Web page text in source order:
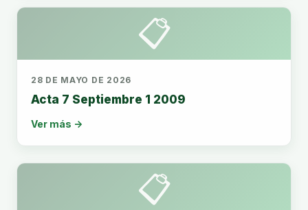
📋
28 DE MAYO DE 2026
Acta 7 Septiembre 1 2009
Ver más →
📋